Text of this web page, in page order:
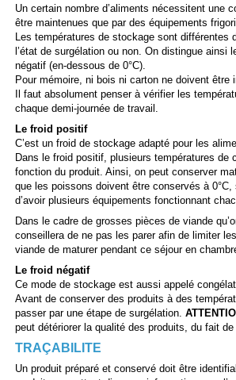
Un certain nombre d’aliments nécessitent une
être maintenues que par des équipements
Les températures de stockage sont différentes
l’état de surgélation ou non. On distingue ainsi
négatif (en-dessous de 0°C).
Pour mémoire, ni bois ni carton ne doivent
Il faut absolument penser à vérifier les
chaque demi-journée de travail.
Le froid positif
C’est un froid de stockage adapté pour les
Dans le froid positif, plusieurs températures
fonction du produit. Ainsi, on peut conserver
que les poissons doivent être conservés à
d’avoir plusieurs équipements fonctionnant
Dans le cadre de grosses pièces de viande
conseillera de ne pas les parer afin de limiter
viande de maturer pendant ce séjour en
Le froid négatif
Ce mode de stockage est aussi appelé
Avant de conserver des produits à des
passer par une étape de surgélation.
peut détériorer la qualité des produits, du fait
TRAÇABILITE
Un produit préparé et conservé doit être